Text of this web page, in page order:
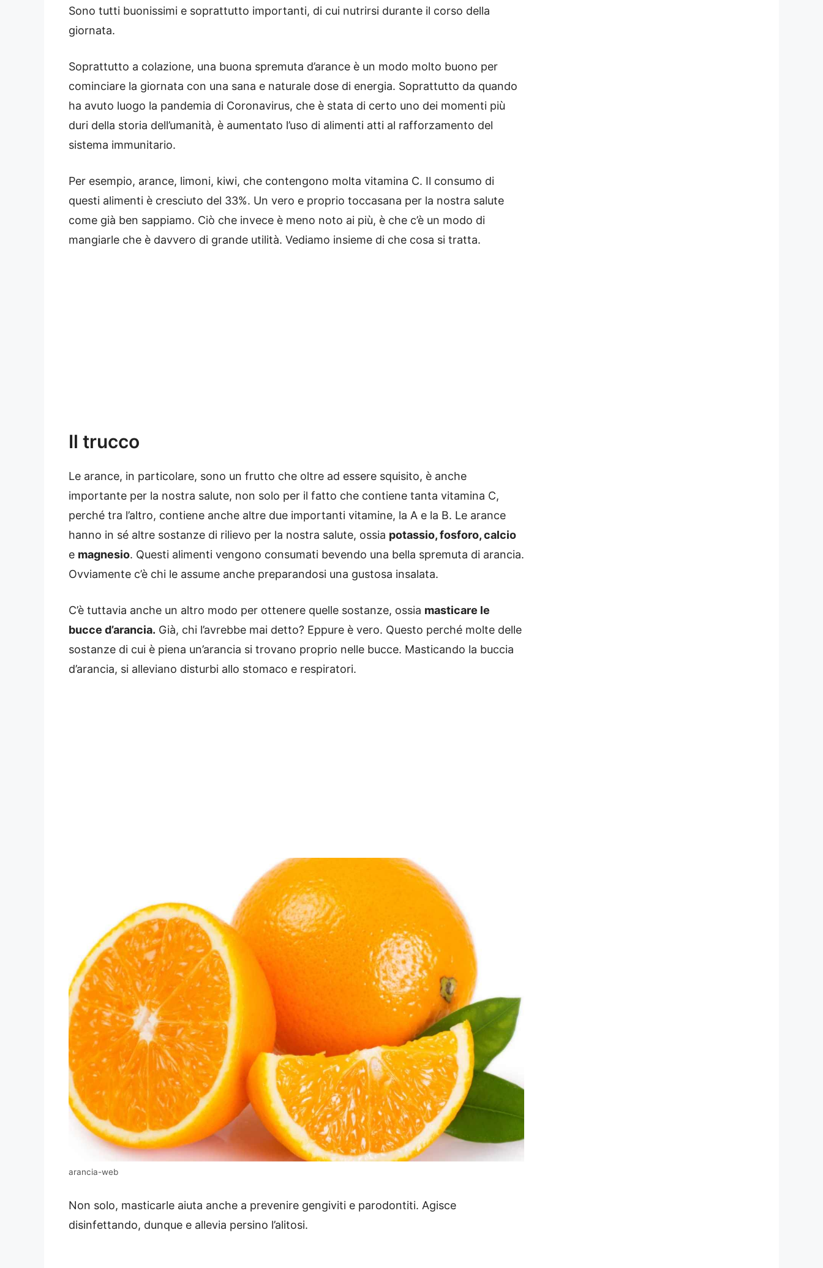
Sono tutti buonissimi e soprattutto importanti, di cui nutrirsi durante il corso della
giornata.
Soprattutto a colazione, una buona spremuta d’arance è un modo molto buono per
cominciare la giornata con una sana e naturale dose di energia. Soprattutto da quando
ha avuto luogo la pandemia di Coronavirus, che è stata di certo uno dei momenti più
duri della storia dell’umanità, è aumentato l’uso di alimenti atti al rafforzamento del
sistema immunitario.
Per esempio, arance, limoni, kiwi, che contengono molta vitamina C. Il consumo di
questi alimenti è cresciuto del 33%. Un vero e proprio toccasana per la nostra salute
come già ben sappiamo. Ciò che invece è meno noto ai più, è che c’è un modo di
mangiarle che è davvero di grande utilità. Vediamo insieme di che cosa si tratta.
Il trucco
Le arance, in particolare, sono un frutto che oltre ad essere squisito, è anche
importante per la nostra salute, non solo per il fatto che contiene tanta vitamina C,
perché tra l’altro, contiene anche altre due importanti vitamine, la A e la B. Le arance
hanno in sé altre sostanze di rilievo per la nostra salute, ossia potassio, fosforo, calcio
e magnesio. Questi alimenti vengono consumati bevendo una bella spremuta di arancia.
Ovviamente c’è chi le assume anche preparandosi una gustosa insalata.
C’è tuttavia anche un altro modo per ottenere quelle sostanze, ossia masticare le
bucce d’arancia. Già, chi l’avrebbe mai detto? Eppure è vero. Questo perché molte delle
sostanze di cui è piena un’arancia si trovano proprio nelle bucce. Masticando la buccia
d’arancia, si alleviano disturbi allo stomaco e respiratori.
arancia-web
Non solo, masticarle aiuta anche a prevenire gengiviti e parodontiti. Agisce
disinfettando, dunque e allevia persino l’alitosi.